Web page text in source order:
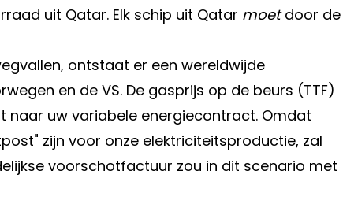
uit Qatar. Elk schip uit Qatar moetdoor de
ontstaat er een wereldwijde
en de VS. De gasprijs op de beurs (TTF)
naar uw variabele energiecontract. Omdat
zijn voor onze elektriciteitsproductie, zal
voorschotfactuur zou in dit scenario met